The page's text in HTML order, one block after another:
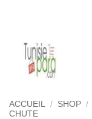
ACCUEIL / SHOP /
CHUTE